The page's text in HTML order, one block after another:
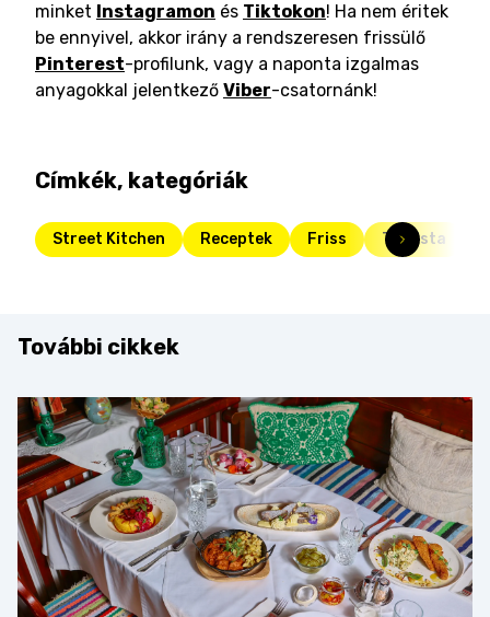
minket Instagramon és Tiktokon! Ha nem éritek
be ennyivel, akkor irány a rendszeresen frissülő
Pinterest-profilunk, vagy a naponta izgalmas
anyagokkal jelentkező Viber-csatornánk!
Címkék, kategóriák
Street Kitchen Receptek Friss Toplista
További cikkek